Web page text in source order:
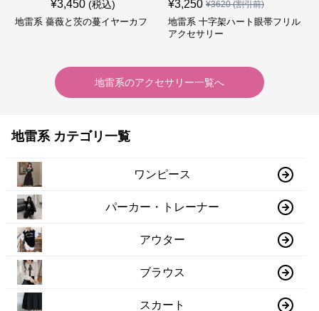
¥3,450 (税込)
地雷系 薔薇と茨の蔓イヤーカフ
¥3,250 ¥3620(割引前)
地雷系 十字架ハート眼帯フリル
アクセサリー
地雷系のアクセサリー一覧へ
地雷系 カテゴリ一覧
ワンピース
パーカー・トレーナー
アウター
ブラウス
スカート